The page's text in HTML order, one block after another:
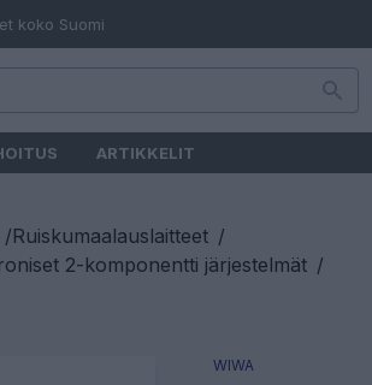
koko Suomi
ARTIKKELIT
/Ruiskumaalauslaitteet /
2-komponentti järjestelmät /
WIWA